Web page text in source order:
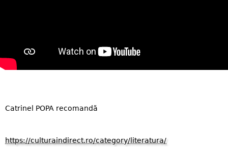
Catrinel POPA recomandă
https://culturaindirect.ro/category/literatura/